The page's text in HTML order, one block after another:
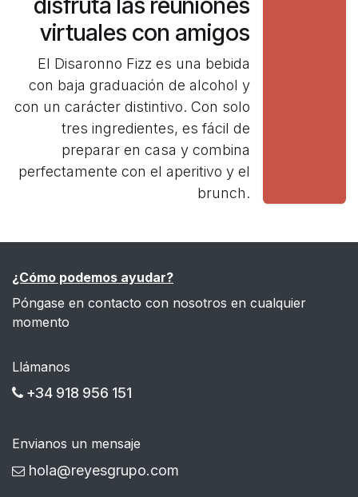
virtuales con amigos
El Disaronno Fizz es una bebida
con baja graduación de alcohol y
con un carácter distintivo. Con solo
tres ingredientes, es fácil de
preparar en casa y combina
perfectamente con el aperitivo y el
brunch.
¿Cómo podemos ayudar?
Póngase en contacto con nosotros en cualquier
momento
Llámanos
+34 918 956 151
Envianos un mensaje
hola@reyesgrupo.com